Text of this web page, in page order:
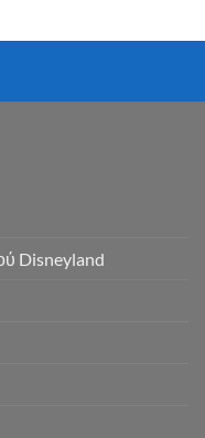
Disneyland